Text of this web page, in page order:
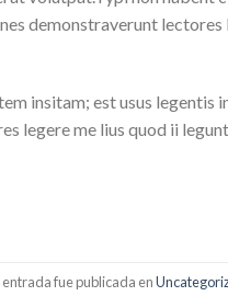
demonstraverunt lectores
insitam; est usus
legere me lius quod ii
entrada fue publicada en